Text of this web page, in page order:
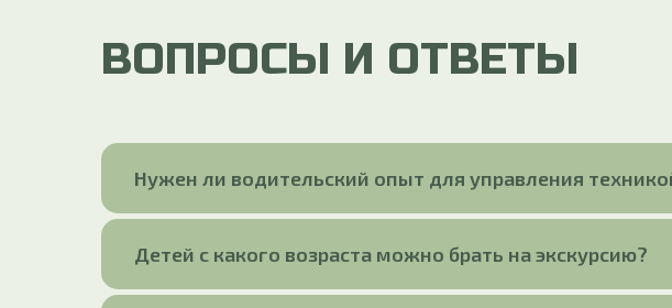
ВОПРОСЫ И ОТВЕТЫ
Нужен ли водительский опыт для управления
Детей с какого возраста можно брать на экскурсию?